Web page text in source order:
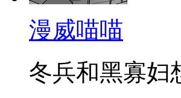
漫威喵喵
冬兵和黑寡妇